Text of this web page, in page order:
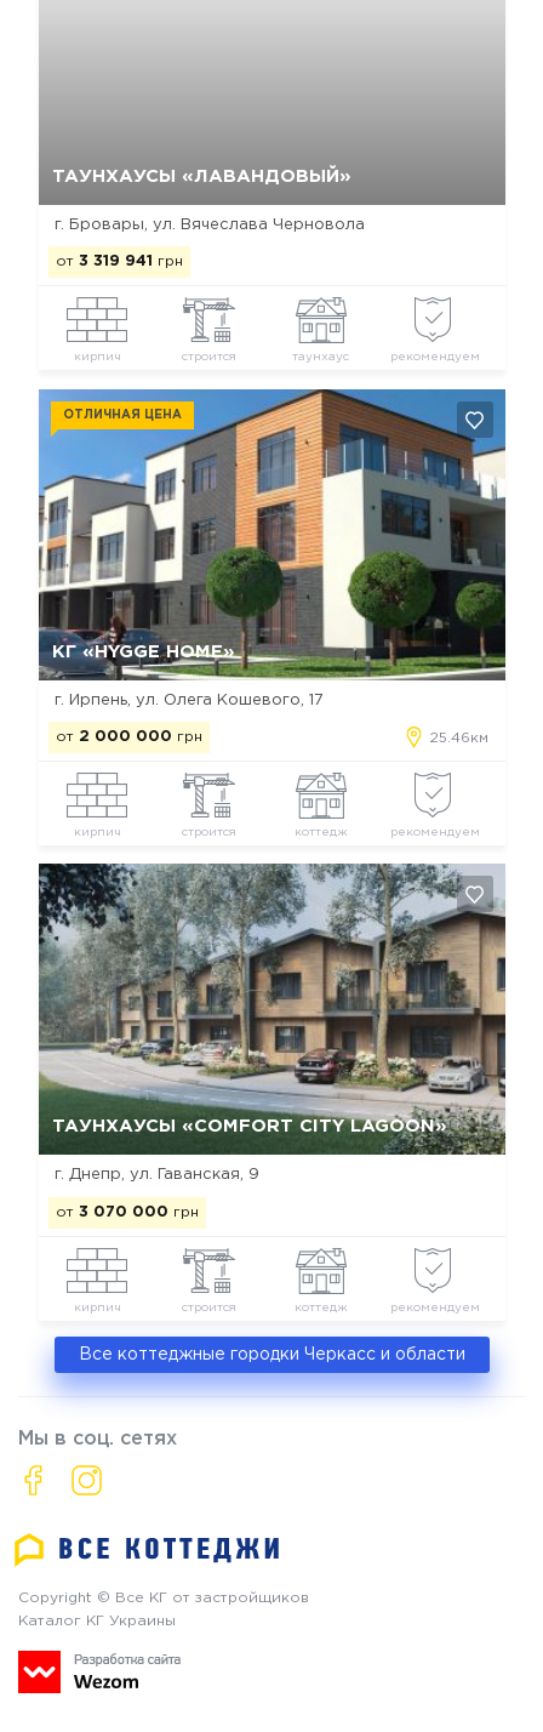
ТАУНХАУСЫ «ЛАВАНДОВЫЙ»
г. Бровары, ул. Вячеслава Черновола
от 3 319 941 грн
кирпич строится таунхаус рекомендуем
КГ «HYGGE HOME»
ОТЛИЧНАЯ ЦЕНА
г. Ирпень, ул. Олега Кошевого, 17
от 2 000 000 грн 25.46км
кирпич строится коттедж рекомендуем
ТАУНХАУСЫ «COMFORT CITY LAGOON»
г. Днепр, ул. Гаванская, 9
от 3 070 000 грн
кирпич строится коттедж рекомендуем
Да, удалить
Все коттеджные городки Черкасс и области
Мы в соц. сетях
Copyright © Все КГ от застройщиков
Каталог КГ Украины